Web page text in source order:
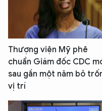
Thượng viện Mỹ phê
chuẩn Giám đốc CDC
sau gần một năm bỏ
vị trí
An Ninh Thủ